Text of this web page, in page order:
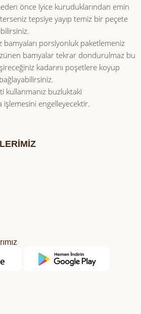
önce iyice kuruduklarından emin
tepsiye yayıp temiz bir peçete
bamyaları porsiyonluk paketlemeniz
bamyalar tekrar dondurulmaz bu
kadarını poşetlere koyup
bağlayabilirsiniz.
kullanmanız buzluktaki
engelleyecektir.